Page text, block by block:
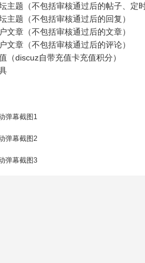
主题（不包括审核通过后的帖子、定
主题（不包括审核通过后的回复）
文章（不包括审核通过后的文章）
文章（不包括审核通过后的评论）
（discuz自带充值卡充值积分）